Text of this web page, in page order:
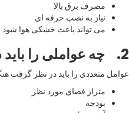
مصرف برق بالا
نیاز به نصب حرفه ای
می تواند باعث خشکی هوا شود
2. چه عواملی را
عوامل متعددی را باید در نظر گرفت
متراژ فضای مورد نظر
بودجه